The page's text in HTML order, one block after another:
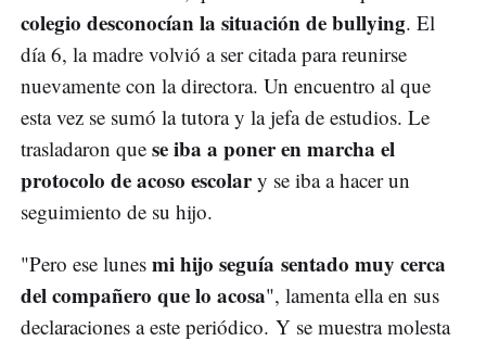
colegio desconocían la situación de bullying. El
día 6, la madre volvió a ser citada para reunirse
nuevamente con la directora. Un encuentro al que
esta vez se sumó la tutora y la jefa de estudios. Le
trasladaron que se iba a poner en marcha el
protocolo de acoso escolary se iba a hacer un
seguimiento de su hijo.
"Pero ese lunes mi hijo seguía sentado muy cerca
del compañero que lo acosa", lamenta ella en sus
declaraciones a este periódico. Y se muestra molesta